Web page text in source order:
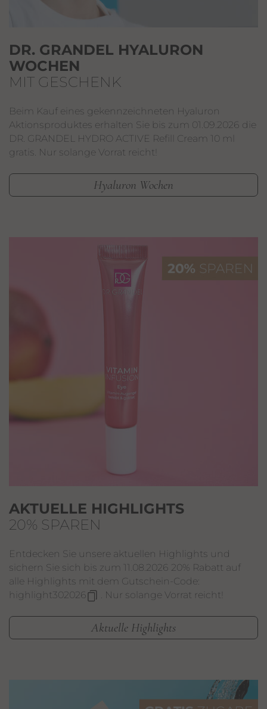
DR. GRANDEL HYALURON
WOCHEN
MIT GESCHENK
Beim Kauf eines gekennzeichneten Hyaluron
Aktionsproduktes erhalten Sie bis zum 01.09.2026 die
DR. GRANDEL HYDRO ACTIVE Refill Cream 10 ml
gratis. Nur solange Vorrat reicht!
Hyaluron Wochen
AKTUELLE HIGHLIGHTS
20% SPAREN
Entdecken Sie unsere aktuellen Highlights und
sichern Sie sich bis zum 11.08.2026 20% Rabatt auf
alle Highlights mit dem Gutschein-Code:
highlight302026
. Nur solange Vorrat reicht!
Aktuelle Highlights